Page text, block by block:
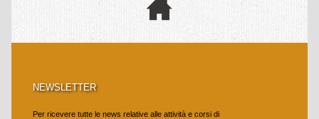
Aziende – servizi – convenzioni – shiatsu
Trattamenti shiatsu a privati
NEWSLETTER
Per ricevere tutte le news relative alle attività e corsi di